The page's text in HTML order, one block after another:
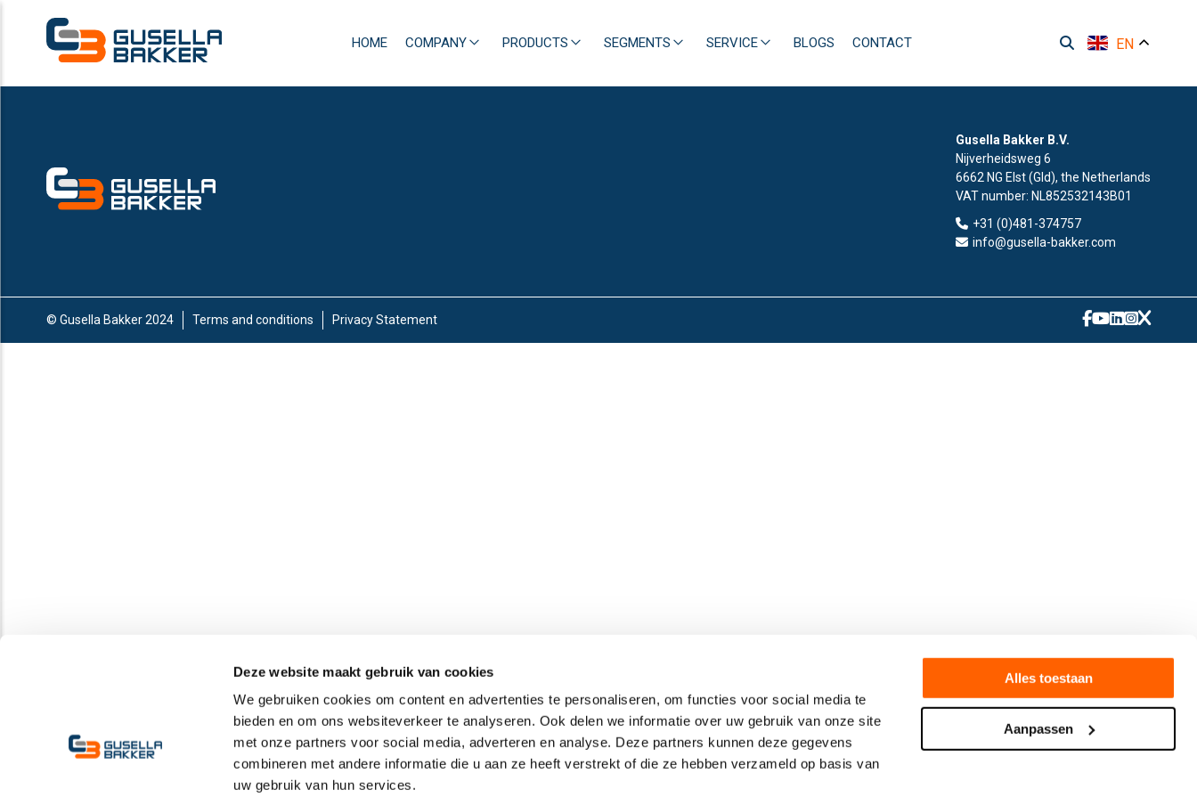
Deze website maakt gebruik van cookies
We gebruiken cookies om content en advertenties te personaliseren, om functies voor social media te
bieden en om ons websiteverkeer te analyseren. Ook delen we informatie over uw gebruik van onze site
met onze partners voor social media, adverteren en analyse. Deze partners kunnen deze gegevens
combineren met andere informatie die u aan ze heeft verstrekt of die ze hebben verzameld op basis van
uw gebruik van hun services.
Alles toestaan
Aanpassen
HOME COMPANY PRODUCTS SEGMENTS SERVICE BLOGS CONTACT EN
Gusella Bakker B.V.
Nijverheidsweg 6
6662 NG Elst (Gld), the Netherlands
VAT number: NL852532143B01
+31 (0)481-374757
info@gusella-bakker.com
© Gusella Bakker 2024 Terms and conditions Privacy Statement